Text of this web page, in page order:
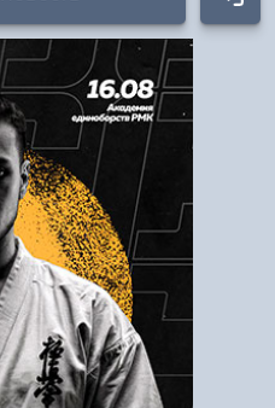
Войти
Напомнить пароль